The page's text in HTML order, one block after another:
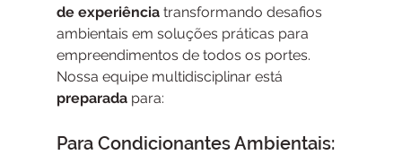
de experiência transformando desafios
ambientais em soluções práticas para
empreendimentos de todos os portes.
Nossa equipe multidisciplinar está
preparada para:
Para Condicionantes Ambientais: